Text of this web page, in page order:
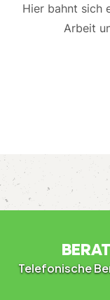
Hier bahnt sich
Arbeit
Telefonische